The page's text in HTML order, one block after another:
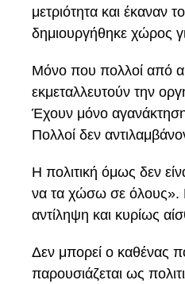
μετριότητα και έκαναν
δημιουργήθηκε χώρος
Μόνο που πολλοί από
εκμεταλλευτούν την
Έχουν μόνο
Πολλοί δεν
Η πολιτική όμως δεν
να τα χώσω σε όλους». Η
αντίληψη και κυρίως
Δεν μπορεί ο καθένας
παρουσιάζεται ως